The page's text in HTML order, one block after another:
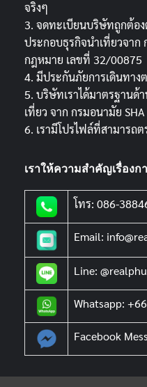
จริงๆ
3. จดทะเบียนบริษัทถูกต้อ
ประกอบธุรกิจนำเที่ยวจาก
กฎหมาย เลขที่ 32/00875
4. มีประกันภัยการเดินทาง
5. บริษัทเราได้มาตรฐานด้
เที่ยว จาก กรมอนามัย
6. เรามีโปรไฟล์ที่สามารถต
เราให้ความสำคัญเรื่อง
โทร: 086-
Email:
Line:
Whatsapp:
Facebook